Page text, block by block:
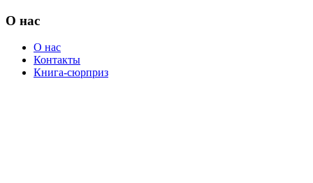
О нас
О нас
Контакты
Книга-сюрприз